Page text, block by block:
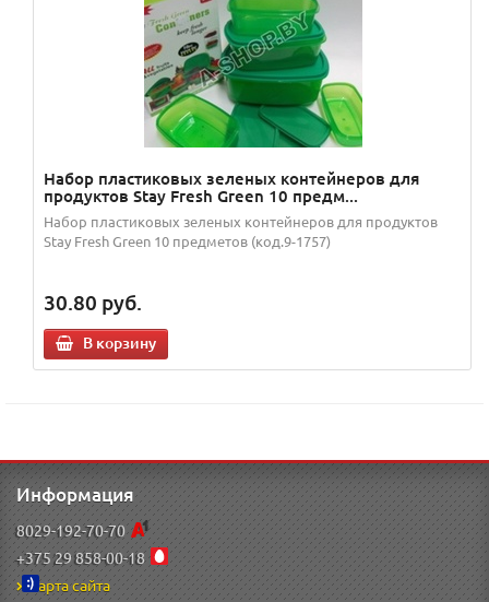
Набор пластиковых зеленых контейнеров для
продуктов Stay Fresh Green 10 предм...
Набор пластиковых зеленых контейнеров для продуктов
Stay Fresh Green 10 предметов (код.9-1757)
30.80 руб.
В корзину
Информация
8029-192-70-70
+375 29 858-00-18
Карта сайта